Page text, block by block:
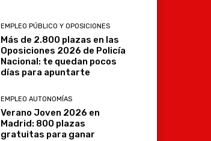
EMPLEO PÚBLICO Y OPOSICIONES
Más de 2.800 plazas en las
Oposiciones 2026 de Policía
Nacional: te quedan pocos
días para apuntarte
EMPLEO AUTONOMÍAS
Verano Joven 2026 en
Madrid: 800 plazas
gratuitas para ganar